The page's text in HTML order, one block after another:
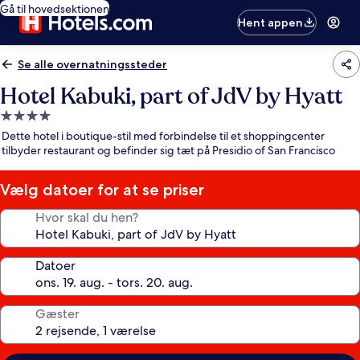
Gå til hovedsektionen
Hent appen
Se alle overnatningssteder
Hotel Kabuki, part of JdV by Hyatt
4.0-
stjernet
overnatningssted
Dette hotel i boutique-stil med forbindelse til et shoppingcenter
tilbyder restaurant og befinder sig tæt på Presidio of San Francisco
Vælg datoer for at se priser
Hvor skal du hen?
Datoer
Gæster